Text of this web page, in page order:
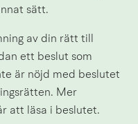
sätt.
av din rätt till
ett beslut som
är nöjd med beslutet
Mer
att läsa i beslutet.